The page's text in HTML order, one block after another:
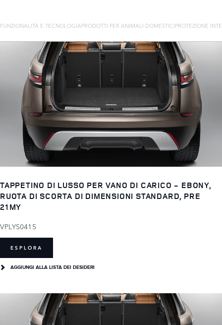
FUNZIONALITÀ E TECNOLOGIAPRODOTTI PER ANIMALI DOMESTICIPROTEZIONE
TAPPETINO DI LUSSO PER VANO DI CARICO - EBONY,
RUOTA DI SCORTA DI DIMENSIONI STANDARD, PRE
21MY
VPLYS0415
ESPLORA
AGGIUNGI ALLA LISTA DEI DESIDERI